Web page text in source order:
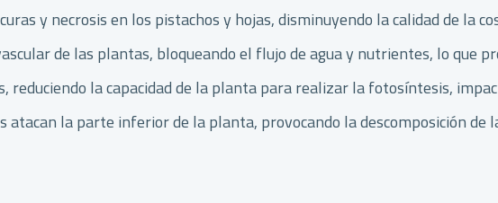
y necrosis en los pistachos y hojas, disminuyendo la calidad de la
de las plantas, bloqueando el flujo de agua y nutrientes, lo que
reduciendo la capacidad de la planta para realizar la fotosíntesis,
atacan la parte inferior de la planta, provocando la descomposición